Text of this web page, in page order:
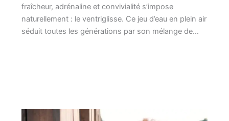
fraîcheur, adrénaline et convivialité s’impose
naturellement : le ventriglisse. Ce jeu d’eau en plein air
séduit toutes les générations par son mélange de…